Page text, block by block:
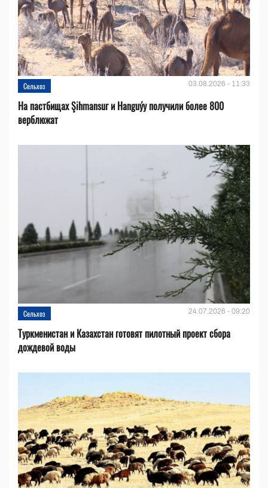
Сельхоз 03.08.2026 - 11:33
На пастбищах Şihmansur и Hanguýy получили более 800
верблюжат
Сельхоз 24.07.2026 - 09:20
Туркменистан и Казахстан готовят пилотный проект сбора
дождевой воды